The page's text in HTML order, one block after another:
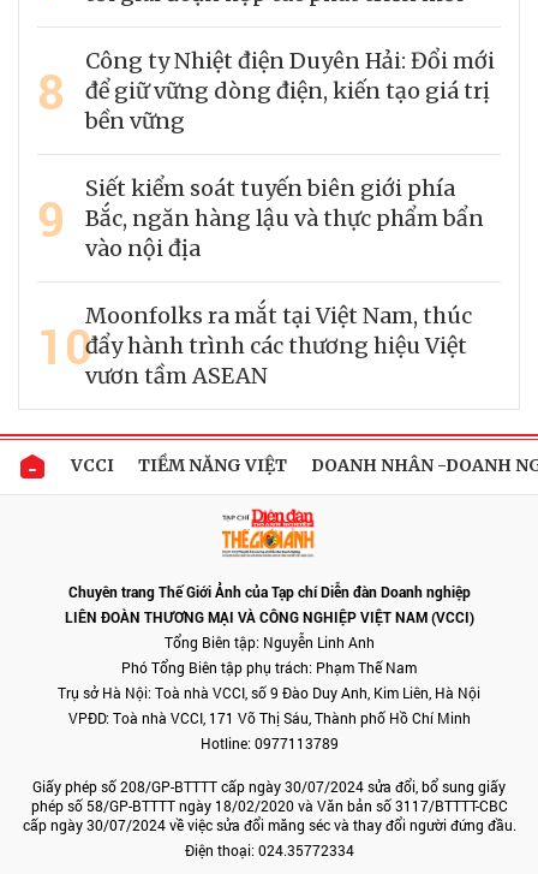
8
Công ty Nhiệt điện Duyên Hải: Đổi mới
để giữ vững dòng điện, kiến tạo giá trị
bền vững
9
Siết kiểm soát tuyến biên giới phía
Bắc, ngăn hàng lậu và thực phẩm bẩn
vào nội địa
10Moonfolks ra mắt tại Việt Nam, thúc
đẩy hành trình các thương hiệu Việt
vươn tầm ASEAN
VCCI TIỀM NĂNG VIỆT DOANH NHÂN -DOANH
Chuyên trang Thế Giới Ảnh của Tạp chí Diễn đàn Doanh nghiệp
LIÊN ĐOÀN THƯƠNG MẠI VÀ CÔNG NGHIỆP VIỆT NAM (VCCI)
Tổng Biên tập: Nguyễn Linh Anh
Phó Tổng Biên tập phụ trách: Phạm Thế Nam
Trụ sở Hà Nội: Toà nhà VCCI, số 9 Đào Duy Anh, Kim Liên, Hà Nội
VPĐD: Toà nhà VCCI, 171 Võ Thị Sáu, Thành phố Hồ Chí Minh
Hotline: 0977113789
Giấy phép số 208/GP-BTTTT cấp ngày 30/07/2024 sửa đổi, bổ sung giấy
phép số 58/GP-BTTTT ngày 18/02/2020 và Văn bản số 3117/BTTTT-CBC
cấp ngày 30/07/2024 về việc sửa đổi măng séc và thay đổi người đứng đầu.
Điện thoại: 024.35772334